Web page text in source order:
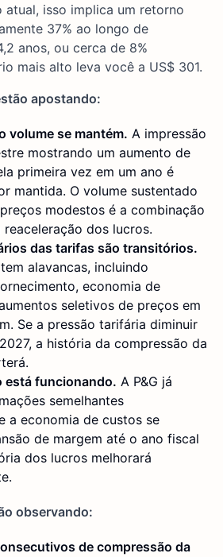
atual, isso implica um retorno
37% ao longo de
anos, ou cerca de 8%
mais alto leva você a US$ 301.
apostando:
volume se mantém. A impressão
mostrando um aumento de
primeira vez em um ano é
mantida. O volume sustentado
modestos é a combinação
dos lucros.
das tarifas são transitórios.
alavancas, incluindo
economia de
seletivos de preços em
Se a pressão tarifária diminuir
a história da compressão da
está funcionando. A P&G já
semelhantes
a economia de custos se
de margem até o ano fiscal
dos lucros melhorará
observando:
de compressão da